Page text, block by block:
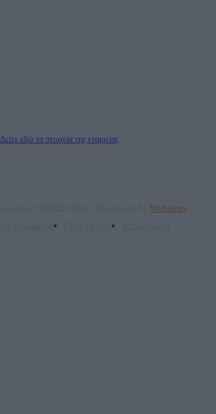
Δείτε εδώ τα στοιχεία της εταιρείας
Webalists